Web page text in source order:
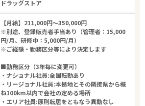
ドラッグストア
【月給】211,000円～350,000円
※別途、登録販売者手当あり（管理者：15,000
円/月、研修中：5,000円/月）
※ご経験・勤務区分等により決定します
■勤務区分（3年毎に変更可）
・ナショナル社員:全国転勤あり
・リージョナル社員:本拠地とその隣接県から概
ね100km以内で会社の定める場所
・エリア社員:原則転居をともなう異動なし